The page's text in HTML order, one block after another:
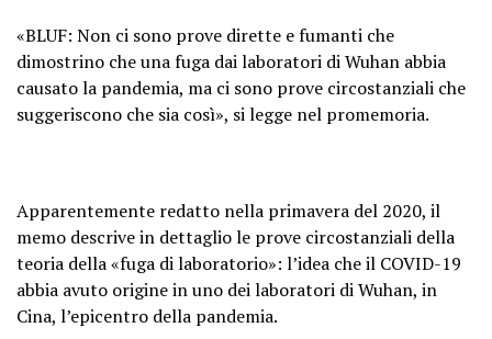
«BLUF: Non ci sono prove dirette e fumanti che
dimostrino che una fuga dai laboratori di Wuhan abbia
causato la pandemia, ma ci sono prove circostanziali che
suggeriscono che sia così», si legge nel promemoria.
Apparentemente redatto nella primavera del 2020, il
memo descrive in dettaglio le prove circostanziali della
teoria della «fuga di laboratorio»: l’idea che il COVID-19
abbia avuto origine in uno dei laboratori di Wuhan, in
Cina, l’epicentro della pandemia.